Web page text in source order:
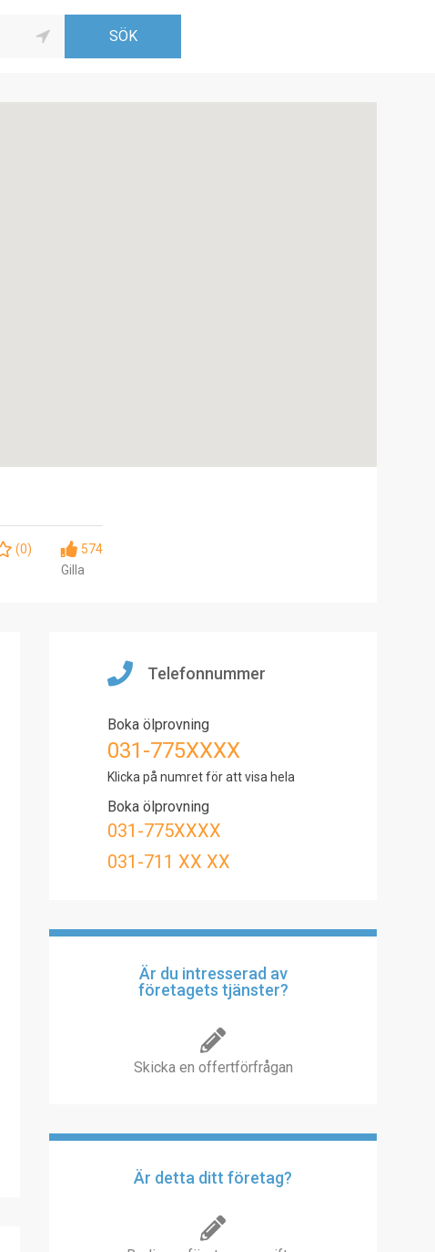
(0)
574
Gilla
Telefonnummer
Boka ölprovning
031-775XXXX
Klicka på numret för att visa hela
Boka ölprovning
031-775XXXX
031-711 XX XX
Är du intresserad av
företagets tjänster?
Skicka en offertförfrågan
Är detta ditt företag?